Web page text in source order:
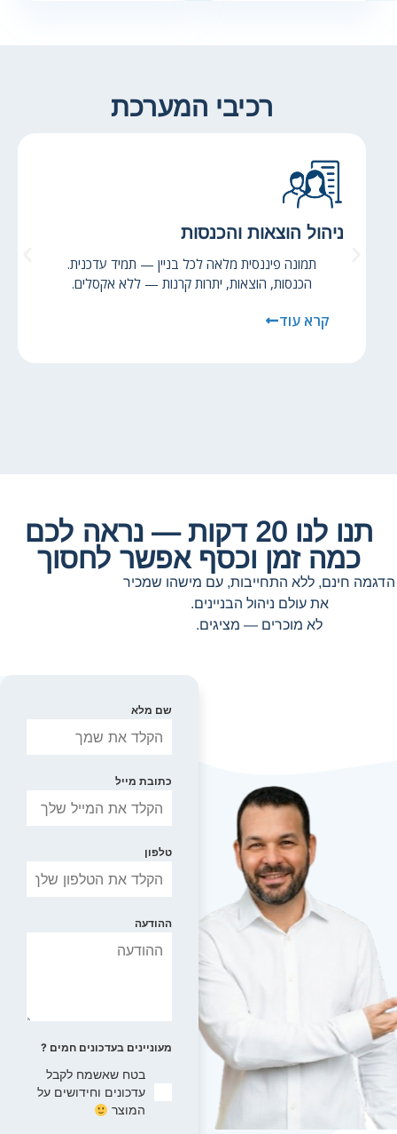
רכיבי המערכת
— תמיד עדכנית.
— ללא אקסלים.
רשימות בדיקה
אחזקה מונעת שמונעת תקלות
צ'קלסטים תקופתיים, תיעוד
דיגיטלית.
תנו לנו 20 דקות — נראה לכם
כמה זמן וכסף אפשר לחסוך
הדגמה חינם, ללא התחייבות, עם מישהו שמכיר
את עולם ניהול הבניינים.
לא מוכרים — מציגים.
שם מלא
כתובת מייל
טלפון
ההודעה
מעוניינים בעדכונים חמים ?
בטח שאשמח לקבל
עדכונים וחידושים על
המוצר